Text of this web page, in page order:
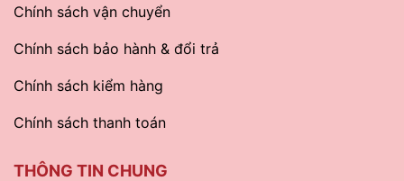
Chính sách vận chuyển
Chính sách bảo hành & đổi trả
Chính sách kiểm hàng
Chính sách thanh toán
THÔNG TIN CHUNG